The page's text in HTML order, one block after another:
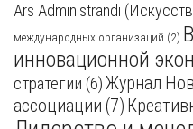
Ars Administrandi
международных организаций (2)
инновационной
стратегии (6)Журнал
ассоциации (7)